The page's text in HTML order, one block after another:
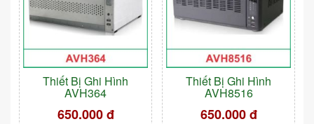
Thiết Bị Ghi Hình
AVH364
650.000 đ
Thiết Bị Ghi Hình
AVH8516
650.000 đ